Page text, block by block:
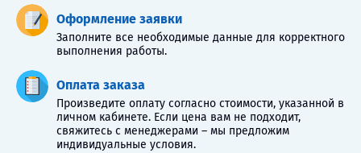
Оформление заявки
Заполните все необходимые данные для корректного
выполнения работы.
Оплата заказа
Произведите оплату согласно стоимости, указанной в
личном кабинете. Если цена вам не подходит,
свяжитесь с менеджерами – мы предложим
индивидуальные условия.